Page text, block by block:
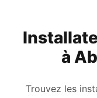
à
Trouvez les